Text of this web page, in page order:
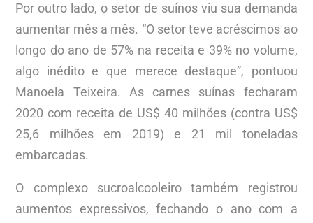
Por outro lado, o setor de suínos viu sua demanda
aumentar mês a mês. “O setor teve acréscimos ao
longo do ano de 57% na receita e 39% no volume,
algo inédito e que merece destaque”, pontuou
Manoela Teixeira. As carnes suínas fecharam
2020 com receita de US$ 40 milhões (contra US$
25,6 milhões em 2019) e 21 mil toneladas
embarcadas.
O complexo sucroalcooleiro também registrou
aumentos expressivos, fechando o ano com a